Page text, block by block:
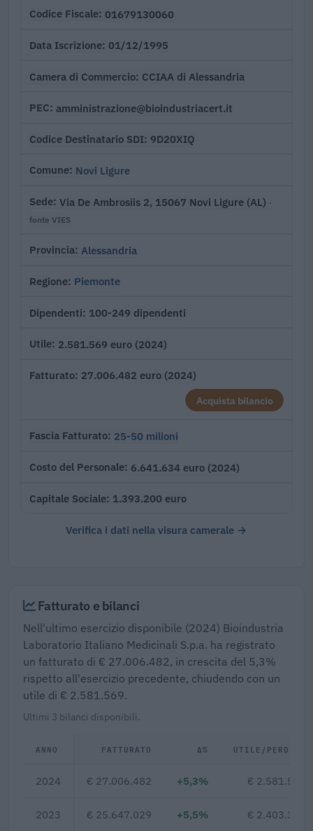
Codice Fiscale 01679130060
Data Iscrizione 01/12/1995
Camera di Commercio CCIAA di Alessandria
PEC amministrazione@bioindustriacert.it
Codice Destinatario SDI 9D20XIQ
Comune Novi Ligure
Sede Via De Ambrosiis 2, 15067 Novi Ligure (AL) ·
fonte VIES
Provincia Alessandria
Regione Piemonte
Dipendenti 100-249 dipendenti
Utile 2.581.569 euro (2024)
Fatturato 27.006.482 euro (2024)
Acquista bilancio
Fascia Fatturato 25-50 milioni
Costo del Personale 6.641.634 euro (2024)
Capitale Sociale 1.393.200 euro
Verifica i dati nella visura camerale →
Fatturato e bilanci
Nell'ultimo esercizio disponibile (2024) Bioindustria
Laboratorio Italiano Medicinali S.p.a. ha registrato
un fatturato di € 27.006.482, in crescita del 5,3%
rispetto all'esercizio precedente, chiudendo con un
utile di € 2.581.569.
Ultimi 3 bilanci disponibili.
ANNO FATTURATO Δ% UTILE/PERDITA
2024 € 27.006.482 +5,3% € 2.581.569
2023 € 25.647.029 +5,5% € 2.403.326